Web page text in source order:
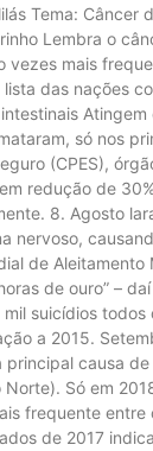
Tema: Câncer
Lembra o
mais
das nações
só nos
(CPES),
redução de
8. Agosto
nervoso,
de
de ouro” –
suicídios
a 2015.
causa
Só em
frequente entre
de 2017